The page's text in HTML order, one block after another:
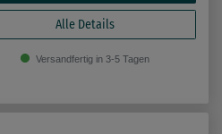
Alle Details
Versandfertig in 3-5 Tagen